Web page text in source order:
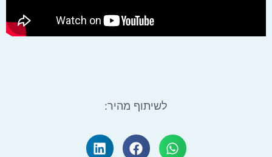
לשיתוף מהיר: